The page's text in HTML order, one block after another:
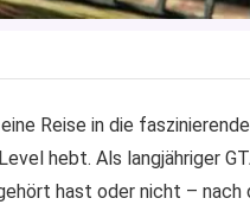
Reise in die
hebt. Als langjähriger
hast oder nicht –